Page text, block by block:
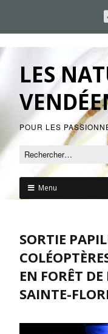
LES
POUR LES
Menu
SORTIE
EN FORÊT
SAINTE-